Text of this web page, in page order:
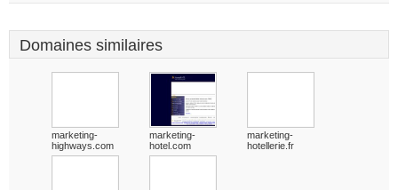
Domaines similaires
marketing-
highways.com
marketing-
hotel.com
marketing-
hotellerie.fr